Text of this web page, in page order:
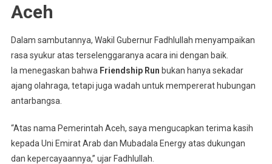
Aceh
Dalam sambutannya, Wakil Gubernur Fadhlullah menyampaikan
rasa syukur atas terselenggaranya acara ini dengan baik.
Ia menegaskan bahwa Friendship Run bukan hanya sekadar
ajang olahraga, tetapi juga wadah untuk mempererat hubungan
antarbangsa.
“Atas nama Pemerintah Aceh, saya mengucapkan terima kasih
kepada Uni Emirat Arab dan Mubadala Energy atas dukungan
dan kepercayaannya,” ujar Fadhlullah.